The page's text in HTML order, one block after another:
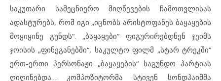
საკუთარი სამეცნიერო მიღწევების ჩამოთვლისას
ადასტურებს, რომ იგი „იცნობს არისტოფანეს ბაყაყების
მოყიყინე გუნდს“. „ბაყაყები“ ფიგურირებდნენ ჯეიმს
ჯოისის „ფინეგანებში“, საკულტო ფილმ „სტარ ტრეკში“
ერთ-ერთი პერსონაჟი „ბაყაყების“ საგუნდო პარტიას
ღიღინებდა… კომპოზიტორმა სტივენ სონდჰაიმმა